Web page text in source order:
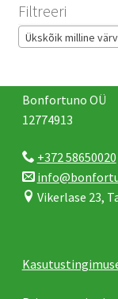
Filtreeri
Ükskõik milline värv
Bonfortuno OÜ
12774913
+372 58650020
Vikerlase 23,